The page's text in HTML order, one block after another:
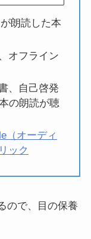
朗読した本
オフライン
、自己啓発
の朗読が聴
（オーディ
ック
ので、目の保養